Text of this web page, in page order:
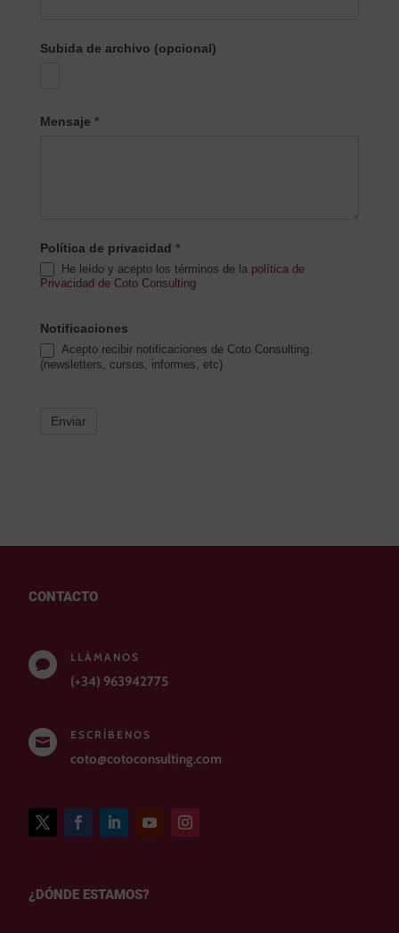
Subida de archivo (opcional)
Mensaje *
Política de privacidad *
He leído y acepto los términos de la política de
Privacidad de Coto Consulting
Notificaciones
Acepto recibir notificaciones de Coto Consulting.
(newsletters, cursos, informes, etc)
Enviar
CONTACTO

LLÁMANOS
(+34) 963942775

ESCRÍBENOS
coto@cotoconsulting.com
¿DÓNDE ESTAMOS?